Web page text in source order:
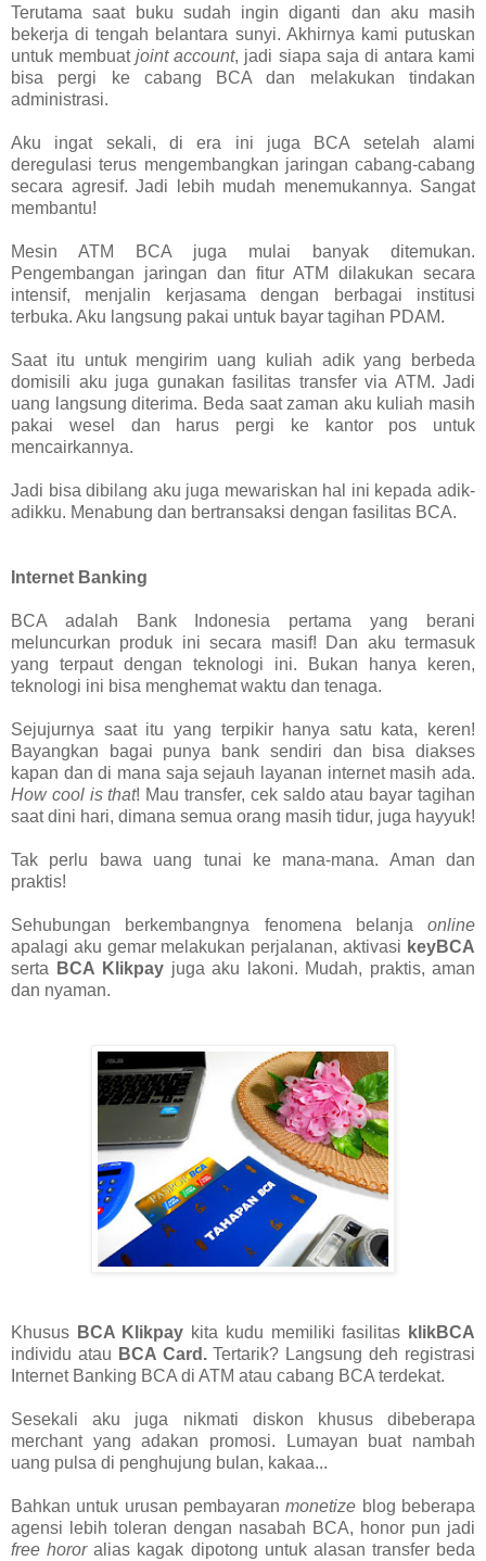
Terutama saat buku sudah ingin diganti dan aku masih
bekerja di tengah belantara sunyi. Akhirnya kami putuskan
untuk membuatjoint account, jadi siapa saja di antara kami
bisa pergi ke cabang BCA dan melakukan tindakan
administrasi.
Aku ingat sekali, di era ini juga BCA setelah alami
deregulasi terus mengembangkan jaringan cabang-cabang
secara agresif. Jadi lebih mudah menemukannya. Sangat
membantu!
Mesin ATM BCA juga mulai banyak ditemukan.
Pengembangan jaringan dan fitur ATM dilakukan secara
intensif, menjalin kerjasama dengan berbagai institusi
terbuka. Aku langsung pakai untuk bayar tagihan PDAM.
Saat itu untuk mengirim uang kuliah adik yang berbeda
domisili aku juga gunakan fasilitas transfer via ATM. Jadi
uang langsung diterima. Beda saat zaman aku kuliah masih
pakai wesel dan harus pergi ke kantor pos untuk
mencairkannya.
Jadi bisa dibilang aku juga mewariskan hal ini kepada adik-
adikku. Menabung dan bertransaksi dengan fasilitas BCA.
Internet Banking
BCA adalah Bank Indonesia pertama yang berani
meluncurkan produk ini secara masif! Dan aku termasuk
yang terpaut dengan teknologi ini. Bukan hanya keren,
teknologi ini bisa menghemat waktu dan tenaga.
Sejujurnya saat itu yang terpikir hanya satu kata, keren!
Bayangkan bagai punya bank sendiri dan bisa diakses
kapan dan di mana saja sejauh layanan internet masih ada.
How cool is that! Mau transfer, cek saldo atau bayar tagihan
saat dini hari, dimana semua orang masih tidur, juga hayyuk!
Tak perlu bawa uang tunai ke mana-mana. Aman dan
praktis!
Sehubungan berkembangnya fenomena belanja online
apalagi aku gemar melakukan perjalanan, aktivasi keyBCA
serta BCA Klikpay juga aku lakoni. Mudah, praktis, aman
dan nyaman.
Khusus BCA Klikpay kita kudu memiliki fasilitas klikBCA
individu atau BCA Card.Tertarik? Langsung deh registrasi
Internet Banking BCA di ATM atau cabang BCA terdekat.
Sesekali aku juga nikmati diskon khusus dibeberapa
merchant yang adakan promosi. Lumayan buat nambah
uang pulsa di penghujung bulan, kakaa...
Bahkan untuk urusan pembayaran monetize blog beberapa
agensi lebih toleran dengan nasabah BCA, honor pun jadi
free hororalias kagak dipotong untuk alasan transfer beda